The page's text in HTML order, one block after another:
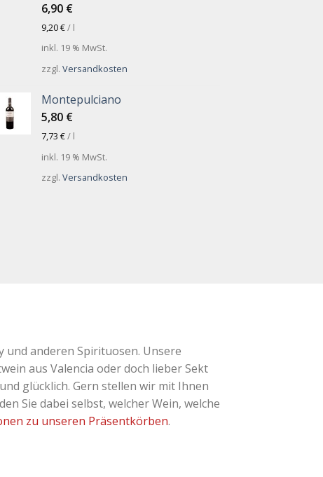
6,90 €
9,20€/ l
inkl. 19 % MwSt.
zzgl. Versandkosten
Montepulciano
5,80 €
7,73 €/ l
inkl. 19 % MwSt.
zzgl. Versandkosten
und anderen Spirituosen. Unsere
aus Valencia oder doch lieber Sekt
glücklich. Gern stellen wir mit Ihnen
Sie dabei selbst, welcher Wein, welche
zu unseren Präsentkörben.